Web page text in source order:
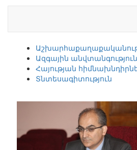
Ազգային անվտանգություն
Հայության
Տնտեսագիտություն